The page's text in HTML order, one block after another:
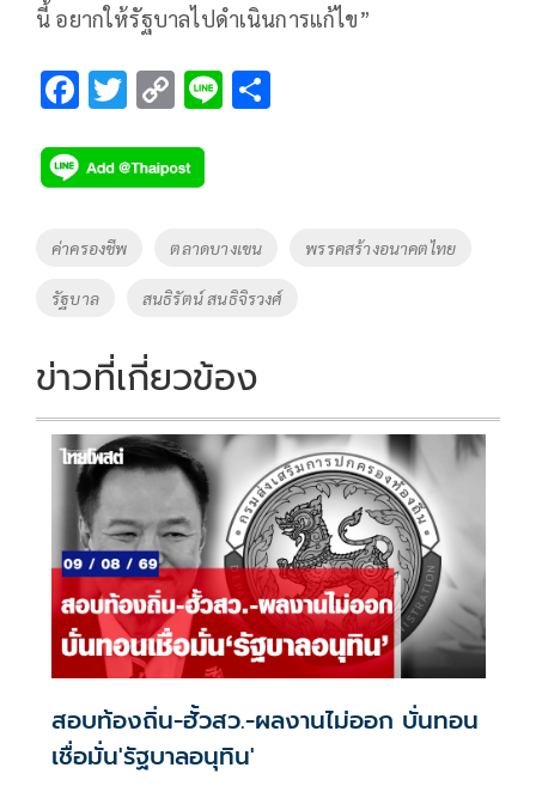
นี้ อยากให้รัฐบาลไปดำเนินการแก้ไข”
F
e
b
o
k
T
tt
er
C
p
y
Li
n
k
Li
Tags
ค่าครองชีพ ตลาดบางเขน พรรคสร้างอนาคตไทย
รัฐบาล สนธิรัตน์ สนธิจิรวงศ์
ข่าวที่เกี่ยวข้อง
สอบท้องถิ่น-ฮั้วสว.-ผลงานไม่ออก บั่นทอน
เชื่อมั่น'รัฐบาลอนุทิน'